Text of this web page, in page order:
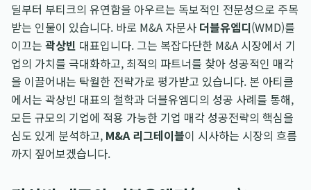
딜부터 부티크의 유연함을 아우르는 독보적인 전문성으로 주목
받는 인물이 있습니다. 바로 M&A 자문사 더블유엠디(WMD)를
이끄는 곽상빈 대표입니다. 그는 복잡다단한 M&A 시장에서 기
업의 가치를 극대화하고, 최적의 파트너를 찾아 성공적인 매각
을 이끌어내는 탁월한 전략가로 평가받고 있습니다. 본 아티클
에서는 곽상빈 대표의 철학과 더블유엠디의 성공 사례를 통해,
모든 규모의 기업에 적용 가능한 기업 매각 성공전략의 핵심을
심도 있게 분석하고, M&A 리그테이블이 시사하는 시장의 흐름
까지 짚어보겠습니다.